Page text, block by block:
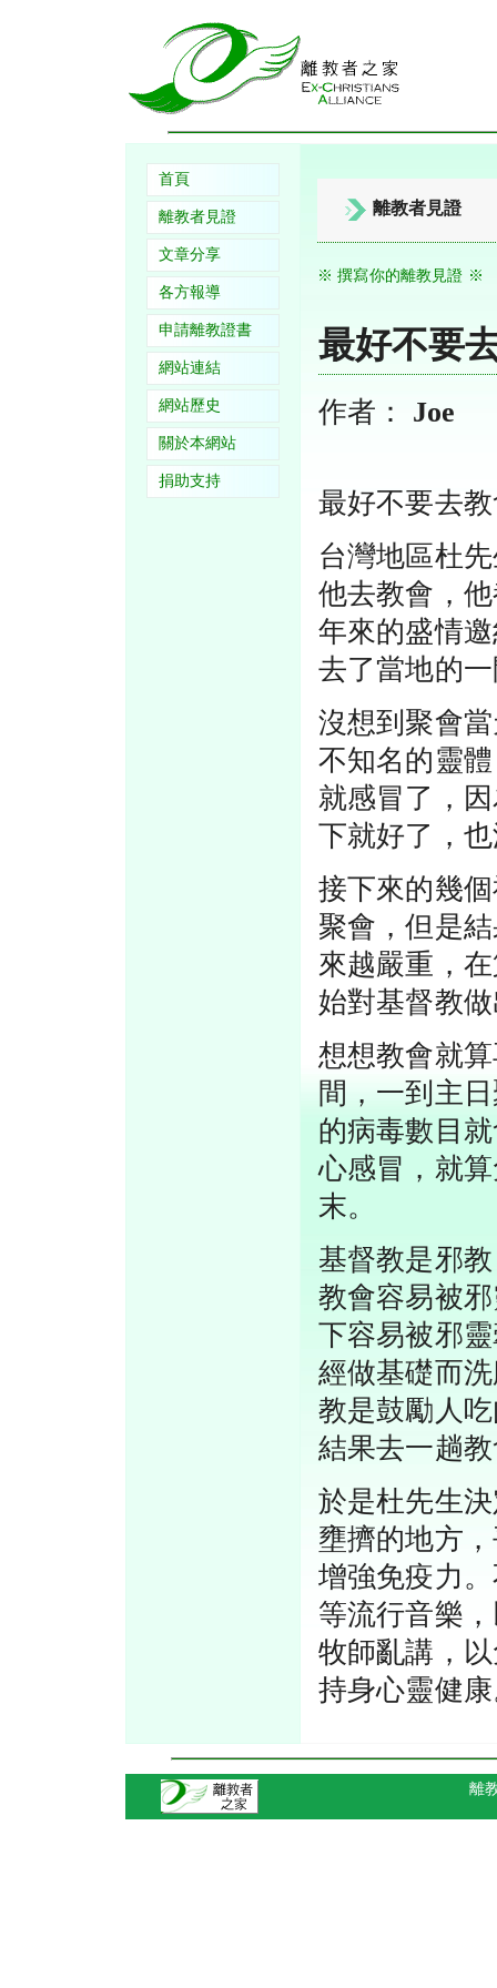
首頁
離教者見證
文章分享
各方報導
申請離教證書
網站連結
網站歷史
關於本網站
捐助支持
離教者見證
※ 撰寫你的離教見證 ※
最好不要
作者： Joe
最好不要去
台灣地區杜
他去教會，
年來的盛情
去了當地的
沒想到聚會
不知名的靈
就感冒了，
下就好了，
接下來的幾
聚會，但是
來越嚴重，
始對基督教
想想教會就
間，一到主
的病毒數目
心感冒，就
末。
基督教是邪
教會容易被
下容易被邪
經做基礎而
教是鼓勵人
結果去一趟
於是杜先生
壅擠的地方
增強免疫力
等流行音樂
牧師亂講，
持身心靈健
離